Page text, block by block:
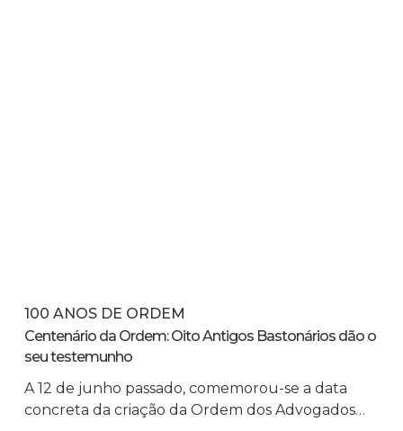
100 ANOS DE ORDEM
Centenário da Ordem: Oito Antigos Bastonários dão o
seu testemunho
A 12 de junho passado, comemorou-se a data
concreta da criação da Ordem dos Advogados…